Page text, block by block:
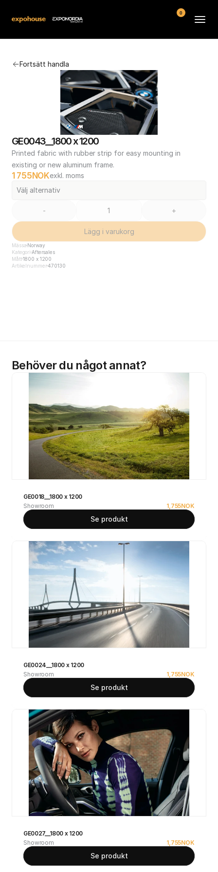
Fortsätt handla
GE0043__1800 x 1200
Printed fabric with rubber strip for easy mounting in
existing or new aluminum frame.
1 755 NOKexkl. moms
Välj alternativ
- +
Lägg i varukorg
Mässa Norway
KategoriAftersales
Mått1800 x 1200
Artikelnummer470130
Behöver du något annat?
GE0018__1800 x 1200
Showroom
1,755NOK
Se produkt
GE0024__1800 x 1200
Showroom
1,755NOK
Se produkt
GE0027__1800 x 1200
Showroom
1,755NOK
Se produkt
Kontakt
Köpvillkor
0